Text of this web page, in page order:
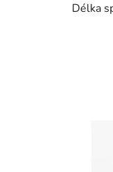
Délka